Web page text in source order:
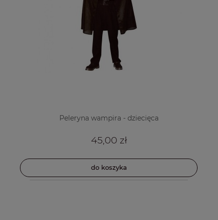
Peleryna wampira - dziecięca
45,00 zł
do koszyka